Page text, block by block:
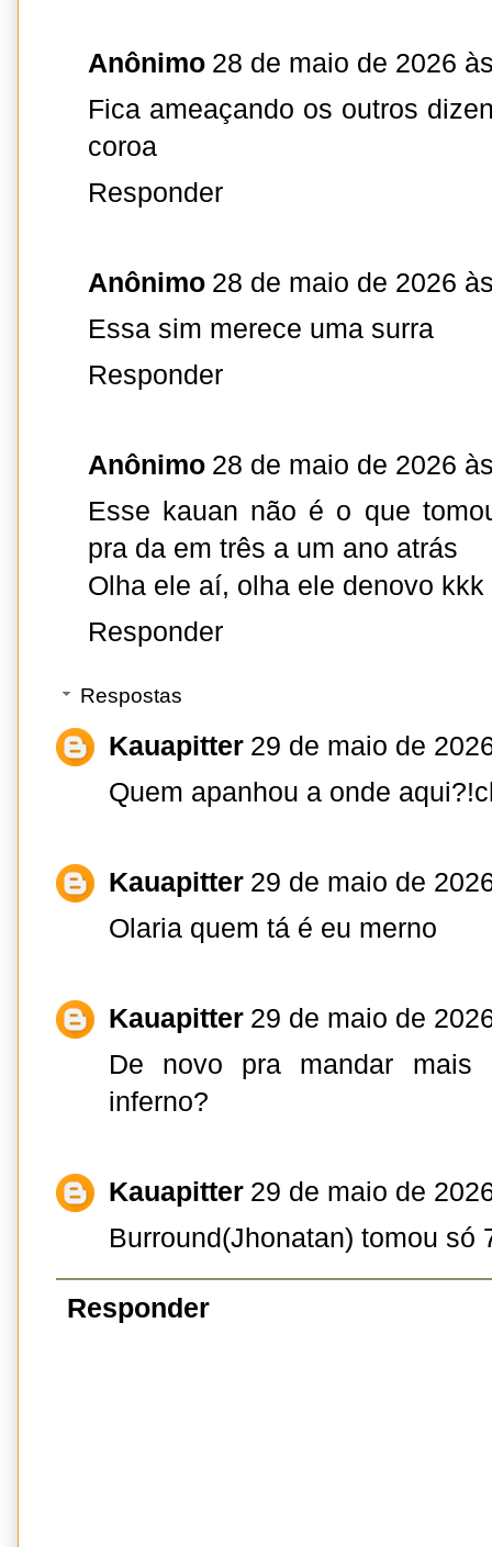
Anônimo 28 de maio de 2026
Fica ameaçando os outros
coroa
Responder
Anônimo 28 de maio de 2026
Essa sim merece uma surra
Responder
Anônimo 28 de maio de 2026
Esse kauan não é o que
pra da em três a um ano atrás
Olha ele aí, olha ele denovo kkk
Responder
Respostas
Kauapitter 29 de maio de
Quem apanhou a onde
Kauapitter 29 de maio de
Olaria quem tá é eu merno
Kauapitter 29 de maio de
De novo pra mandar
inferno?
Kauapitter 29 de maio de
Burround(Jhonatan) tomou só
Responder